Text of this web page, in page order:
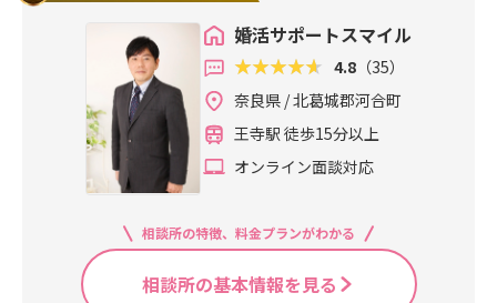
婚活サポートスマイル
4.8 （35）
奈良県 / 北葛城郡河合町
王寺駅 徒歩15分以上
オンライン面談対応
相談所の特徴、料金プランがわかる
相談所の基本情報を見る